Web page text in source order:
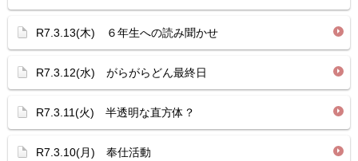
R7.3.13(木) ６年生への読み聞かせ
R7.3.12(水) がらがらどん最終日
R7.3.11(火) 半透明な直方体？
R7.3.10(月) 奉仕活動